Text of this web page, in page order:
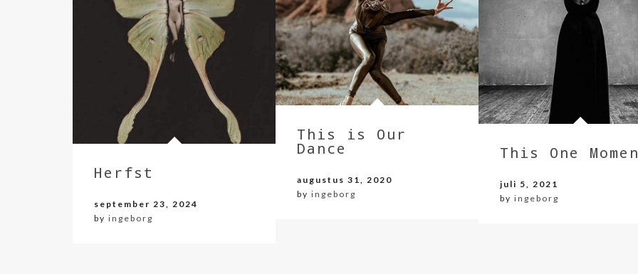
Herfst
september 23, 2024
by ingeborg
This is Our
Dance
augustus 31, 2020
by ingeborg
This One
juli 5, 2021
by ingeborg